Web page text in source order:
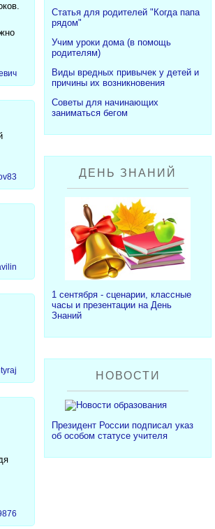
Статья для родителей "Когда папа
рядом"
Учим уроки дома (в помощь
родителям)
Виды вредных привычек у детей и
причины их возникновения
Советы для начинающих
заниматься бегом
ДЕНЬ ЗНАНИЙ
1 сентября - сценарии, классные
часы и презентации на День
Знаний
НОВОСТИ
Президент России подписал указ
об особом статусе учителя